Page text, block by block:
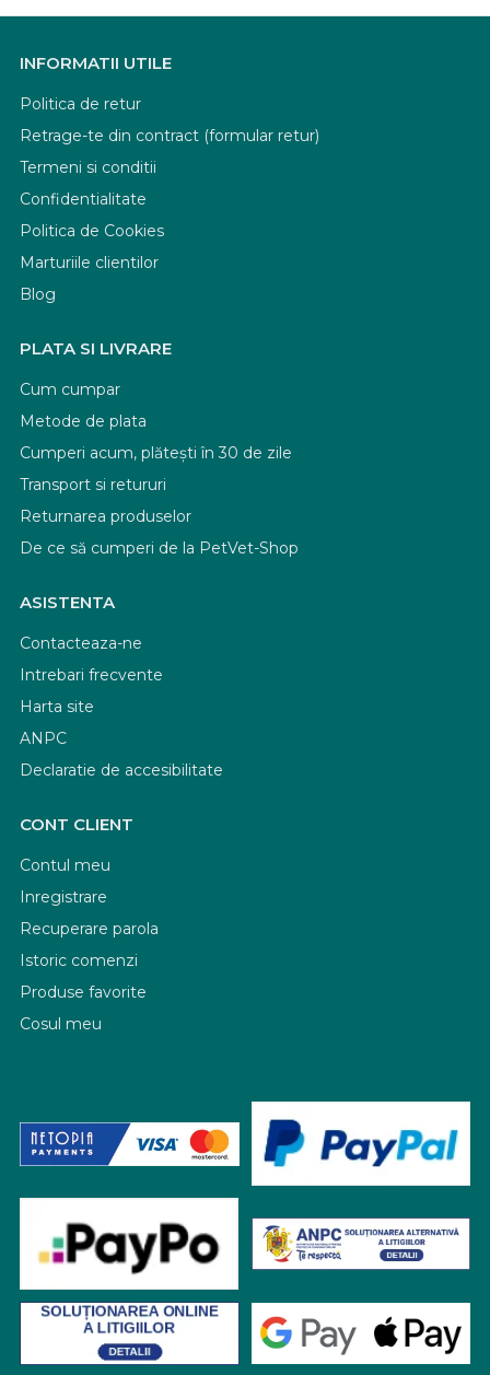
INFORMATII UTILE
Politica de retur
Retrage-te din contract (formular retur)
Termeni si conditii
Confidentialitate
Politica de Cookies
Marturiile clientilor
Blog
PLATA SI LIVRARE
Cum cumpar
Metode de plata
Cumperi acum, plătești în 30 de zile
Transport si retururi
Returnarea produselor
De ce să cumperi de la PetVet-Shop
ASISTENTA
Contacteaza-ne
Intrebari frecvente
Harta site
ANPC
Declaratie de accesibilitate
CONT CLIENT
Contul meu
Inregistrare
Recuperare parola
Istoric comenzi
Produse favorite
Cosul meu